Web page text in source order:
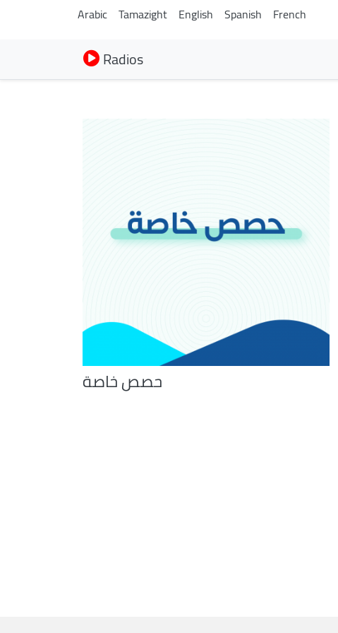
Arabic Tamazight English Spanish French
Radios
حصص خاصة